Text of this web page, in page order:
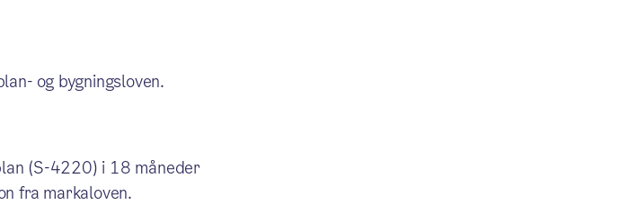
og bygningsloven.
(S-4220) i 18 måneder
fra markaloven.